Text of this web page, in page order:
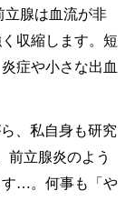
腺は血流が非
収縮します。短
症や小さな出血
、私自身も研究
前立腺炎のよう
す…。何事も「や